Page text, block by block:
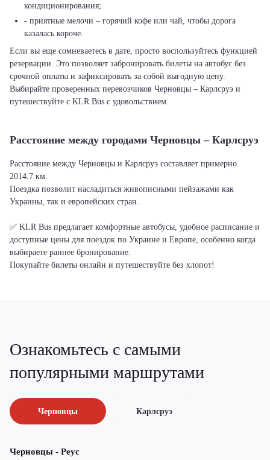
кондиционирования;
- приятные мелочи – горячий кофе или чай, чтобы дорога
казалась короче.
Если вы еще сомневаетесь в дате, просто воспользуйтесь функцией
резервации. Это позволяет забронировать билеты на автобус без
срочной оплаты и зафиксировать за собой выгодную цену.
Выбирайте проверенных перевозчиков Черновцы – Карлсруэ и
путешествуйте с KLR Bus с удовольствием.
Расстояние между городами Черновцы – Карлсруэ
Расстояние между Черновцы и Карлсруэ составляет примерно
2014.7 км.
Поездка позволит насладиться живописными пейзажами как
Украины, так и европейских стран.
✅ KLR Bus предлагает комфортные автобусы, удобное расписание и
доступные цены для поездок по Украине и Европе, особенно когда
выбираете раннее бронирование.
Покупайте билеты онлайн и путешествуйте без хлопот!
Ознакомьтесь с самыми
популярными маршрутами
Черновцы Карлсруэ
Черновцы - Реус